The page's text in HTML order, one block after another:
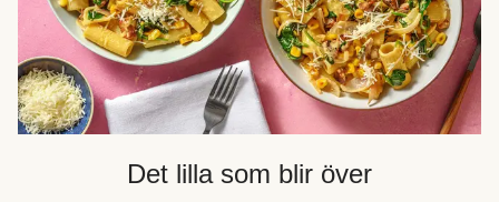
Det lilla som blir över